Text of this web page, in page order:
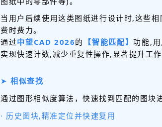
当用户后续使用这类图纸进行设计时,这些
费时费力。
通过中望CAD 2026的 【智能匹配】功能,
实现快速计数,减少重复性操作,显著提升工作
➤ 相似查找
通过图形相似度算法，快速找到匹配的图块
· 历史图块,精准定位并快速复用